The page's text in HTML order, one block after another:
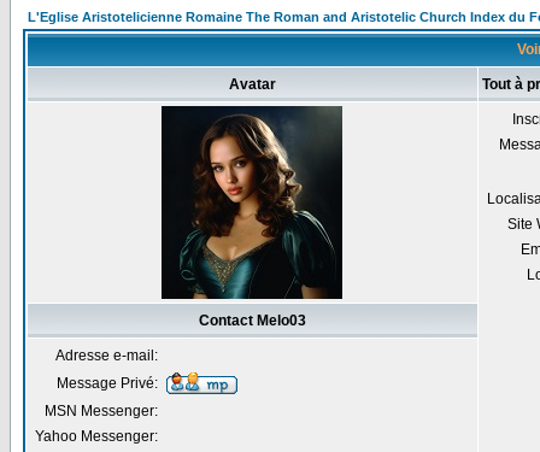
L'Eglise Aristotelicienne Romaine The Roman and Aristotelic Church Index du
Avatar Tout à
Site
Contact Melo03
Adresse e-mail:
Message Privé:
MSN Messenger:
Yahoo Messenger: